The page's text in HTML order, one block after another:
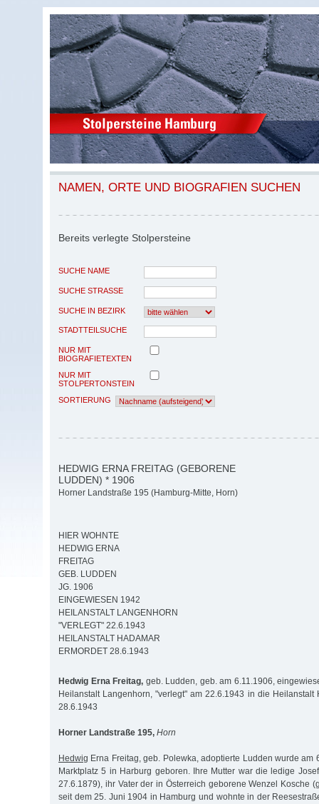
NAMEN, ORTE UND BIOGRAFIEN SUCHEN
Bereits verlegte Stolpersteine
SUCHE NAME
SUCHE STRASSE
SUCHE IN BEZIRK
STADTTEILSUCHE
NUR MIT
BIOGRAFIETEXTEN
NUR MIT
STOLPERTONSTEIN
SORTIERUNG
HEDWIG ERNA FREITAG (GEBORENE
LUDDEN) * 1906
Horner Landstraße 195 (Hamburg-Mitte, Horn)
HIER WOHNTE
HEDWIG ERNA
FREITAG
GEB. LUDDEN
JG. 1906
EINGEWIESEN 1942
HEILANSTALT LANGENHORN
"VERLEGT" 22.6.1943
HEILANSTALT HADAMAR
ERMORDET 28.6.1943
Hedwig Erna Freitag, geb. Ludden, geb. am 6.11.1906,
Heilanstalt Langenhorn, "verlegt" am 22.6.1943 in die Heilanstalt
28.6.1943
Horner Landstraße 195, Horn
Hedwig Erna Freitag, geb. Polewka, adoptierte Ludden wurde am
Marktplatz 5 in Harburg geboren. Ihre Mutter war die ledige
27.6.1879), ihr Vater der in Österreich geborene Wenzel Kosche
seit dem 25. Juni 1904 in Hamburg und wohnte in der